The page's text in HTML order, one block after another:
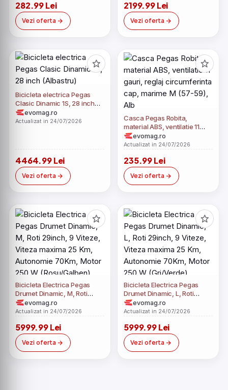
282.99 Lei
Vezi oferta
2199.99 Lei
Vezi oferta
Bicicleta electrica Pegas
Clasic Dinamic 1S, 28 inch
(Albastru)
evomag.ro
Actualizat in 24/07/2026
4464.99 Lei
Vezi oferta
Casca Pegas Robita,
material ABS, ventilatie 11
gauri, reglaj circumferinta
cap, marime M (57-59), Alb
evomag.ro
Actualizat in 24/07/2026
235.99 Lei
Vezi oferta
Bicicleta Electrica Pegas
Drumet Dinamic, M, Roti
29inch, 9 Viteze, Viteza
maxima 25 Km, Autonomie
(Rosu/Galben)
evomag.ro
Actualizat in 24/07/2026
5999.99 Lei
Vezi oferta
Bicicleta Electrica Pegas
Drumet Dinamic, L, Roti
29inch, 9 Viteze, Viteza
maxima 25 Km, Autonomie
(Gri/Verde)
evomag.ro
Actualizat in 24/07/2026
5999.99 Lei
Vezi oferta